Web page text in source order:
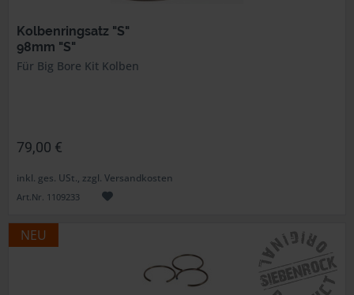
Kolbenringsatz "S"
98mm "S"
Für Big Bore Kit Kolben
79,00 €
inkl. ges. USt., zzgl. Versandkosten
Art.Nr. 1109233
NEU